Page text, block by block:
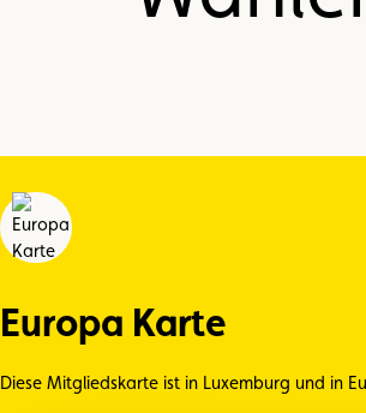
Europa Karte
Diese Mitgliedskarte ist in Luxemburg und in